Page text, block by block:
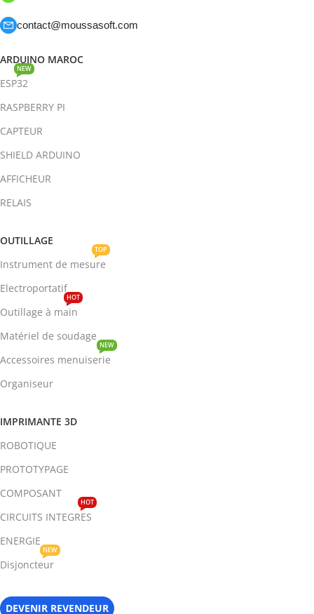
contact@moussasoft.com
ARDUINO MAROC
ESP32
NEW
RASPBERRY PI
CAPTEUR
SHIELD ARDUINO
AFFICHEUR
RELAIS
OUTILLAGE
Instrument de mesure
TOP
Electroportatif
Outillage à main
HOT
Matériel de soudage
Accessoires menuiserie
NEW
Organiseur
IMPRIMANTE 3D
ROBOTIQUE
PROTOTYPAGE
COMPOSANT
CIRCUITS INTEGRES
HOT
ENERGIE
Disjoncteur
NEW
DEVENIR REVENDEUR